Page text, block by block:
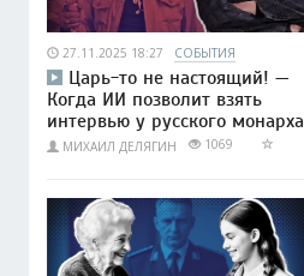
27.11.2025 18:27 СОБЫТИЯ
Царь-то не настоящий! —
Когда ИИ позволит взять
интервью у русского монарха
МИХАИЛ ДЕЛЯГИН 1069